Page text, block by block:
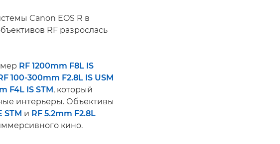
Canon EOS R в
RF разрослась
RF 1200mm F8L IS
100-300mm F2.8L IS USM
F4L IS STM , который
интерьеры. Объективы
STM и RF 5.2mm F2.8L
кино.